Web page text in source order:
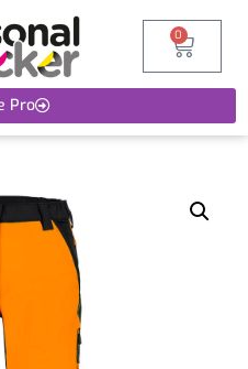
Pro
0